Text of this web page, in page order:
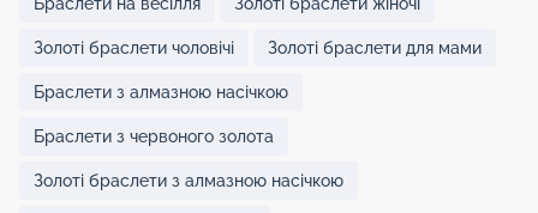
Золоті браслети чоловічі Золоті браслети для мами
Браслети з алмазною насічкою
Браслети з червоного золота
Золоті браслети з алмазною насічкою